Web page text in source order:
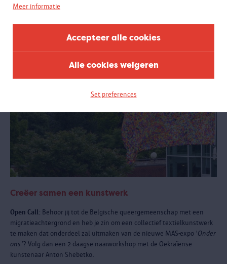
Meer informatie
Accepteer alle cookies
Alle cookies weigeren
Set preferences
Creëer samen een kunstwerk
Open Call: Behoor jij tot de Belgische queergemeenschap met een
migratieachtergrond en heb je zin om een collectief textielkunstwerk
te maken dat onderdeel zal uitmaken van de nieuwe MAS-expo 'Onder
ons'? Volg dan een 2-daagse naaiworkshop met de Oekraïense
kunstenaar Anton Shebetko.